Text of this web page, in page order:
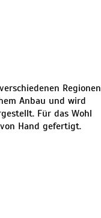
Regionen
Anbau und wird
Für das Wohl
Hand gefertigt.